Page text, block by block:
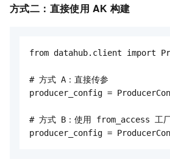
方式二：直接使用 AK 构建
from datahub.client import
# 方式 A：直接传参
producer_config =
# 方式 B：使用 from_access 工厂
producer_config =